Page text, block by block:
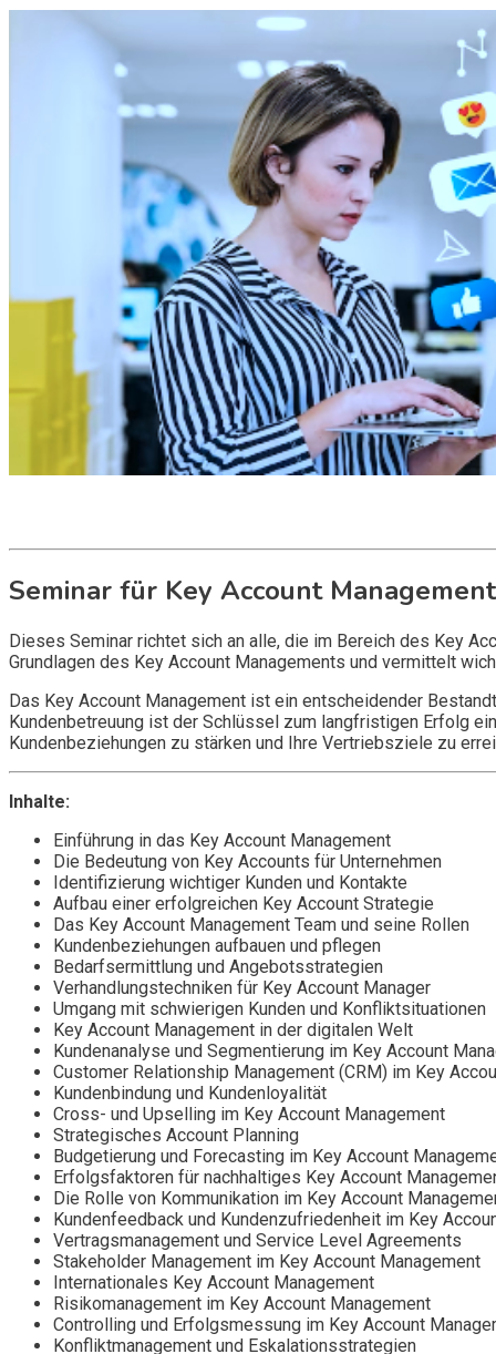
Seminar für Key Account Management
Dieses Seminar richtet sich an alle, die im Bereich des Key
Grundlagen des Key Account Managements und vermittelt
Das Key Account Management ist ein entscheidender
Kundenbetreuung ist der Schlüssel zum langfristigen Erfolg
Kundenbeziehungen zu stärken und Ihre Vertriebsziele zu
Inhalte:
Einführung in das Key Account Management
Die Bedeutung von Key Accounts für Unternehmen
Identifizierung wichtiger Kunden und Kontakte
Aufbau einer erfolgreichen Key Account Strategie
Das Key Account Management Team und seine Rollen
Kundenbeziehungen aufbauen und pflegen
Bedarfsermittlung und Angebotsstrategien
Verhandlungstechniken für Key Account Manager
Umgang mit schwierigen Kunden und Konfliktsituationen
Key Account Management in der digitalen Welt
Kundenanalyse und Segmentierung im Key Account
Customer Relationship Management (CRM) im Key
Kundenbindung und Kundenloyalität
Cross- und Upselling im Key Account Management
Strategisches Account Planning
Budgetierung und Forecasting im Key Account
Erfolgsfaktoren für nachhaltiges Key Account
Die Rolle von Kommunikation im Key Account
Kundenfeedback und Kundenzufriedenheit im Key
Vertragsmanagement und Service Level Agreements
Stakeholder Management im Key Account Management
Internationales Key Account Management
Risikomanagement im Key Account Management
Controlling und Erfolgsmessung im Key Account
Konfliktmanagement und Eskalationsstrategien